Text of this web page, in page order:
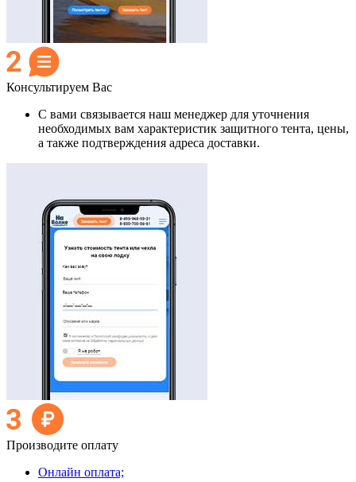
Консультируем Вас
С вами связывается наш менеджер для уточнения
необходимых вам характеристик защитного тента, цены,
а также подтверждения адреса доставки.
Производите оплату
Онлайн оплата;